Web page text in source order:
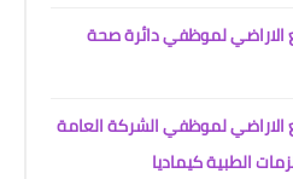
لموظفي دائرة صحة
لموظفي الشركة العامة
الطبية كيماديا